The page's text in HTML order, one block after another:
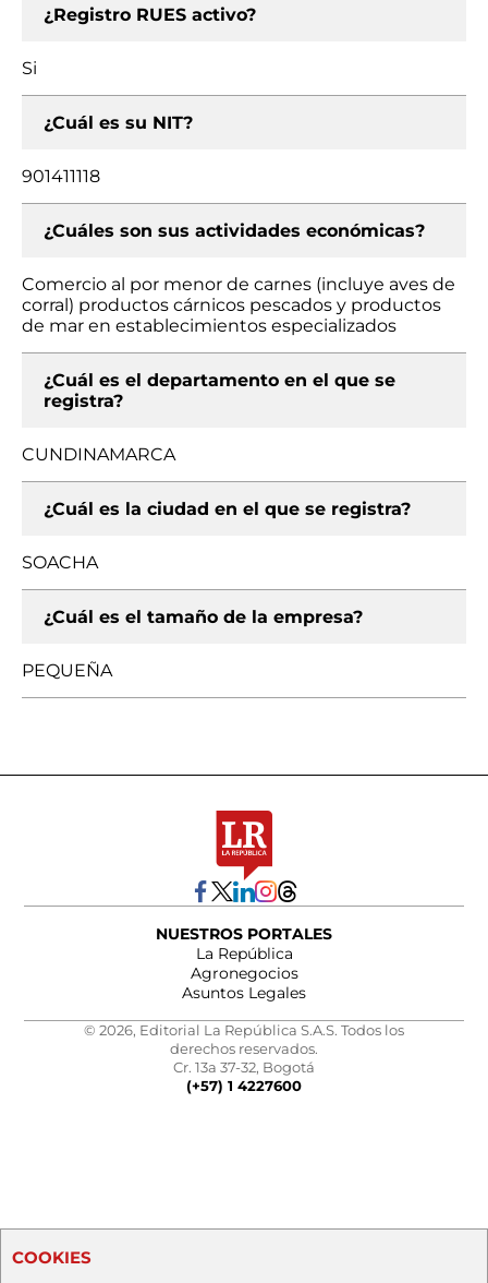
¿Registro RUES activo?
Si
¿Cuál es su NIT?
901411118
¿Cuáles son sus actividades económicas?
Comercio al por menor de carnes (incluye aves de
corral) productos cárnicos pescados y productos
de mar en establecimientos especializados
¿Cuál es el departamento en el que se
registra?
CUNDINAMARCA
¿Cuál es la ciudad en el que se registra?
SOACHA
¿Cuál es el tamaño de la empresa?
PEQUEÑA
NUESTROS PORTALES
La República
Agronegocios
Asuntos Legales
© 2026, Editorial La República S.A.S. Todos los
derechos reservados.
Cr. 13a 37-32, Bogotá
(+57) 1 4227600
COOKIES